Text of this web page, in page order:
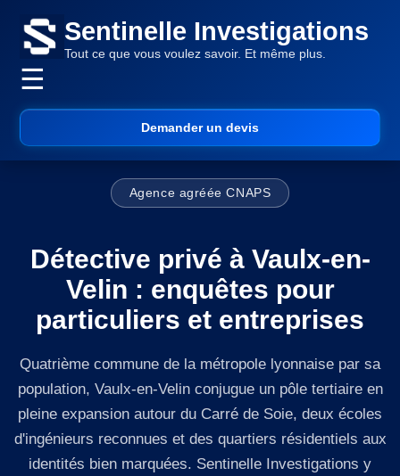
Sentinelle Investigations
Tout ce que vous voulez savoir. Et même plus.
Demander un devis
☰
Agence agréée CNAPS
Détective privé à Vaulx-en-
Velin : enquêtes pour
particuliers et entreprises
Quatrième commune de la métropole lyonnaise par sa
population, Vaulx-en-Velin conjugue un pôle tertiaire en
pleine expansion autour du Carré de Soie, deux écoles
d'ingénieurs reconnues et des quartiers résidentiels aux
identités bien marquées. Sentinelle Investigations y